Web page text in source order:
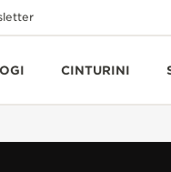
CINTURINI